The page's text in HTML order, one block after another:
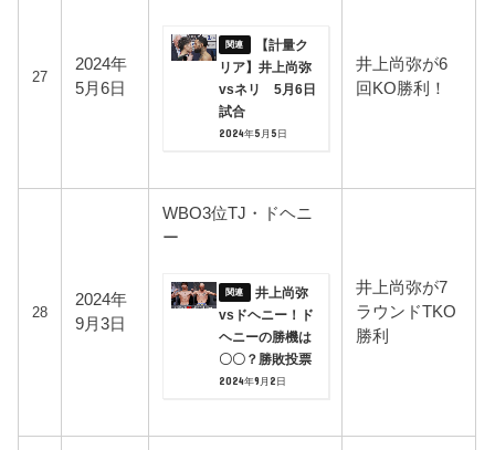
27
2024年
5月6日
【計量ク
リア】井上尚弥
vsネリ 5月6日
試合
2024年5月5日
井上尚弥が6
回KO勝利！
28
2024年
9月3日
WBO3位TJ・ドヘニ
ー
井上尚弥
vsドヘニー！ド
ヘニーの勝機は
〇〇？勝敗投票
2024年9月2日
井上尚弥が7
ラウンドTKO
勝利